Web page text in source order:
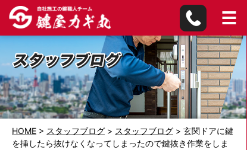
HOME > スタッフブログ > スタッフブログ > 玄関ドアに鍵
を挿したら抜けなくなってしまったので鍵抜き作業をしま